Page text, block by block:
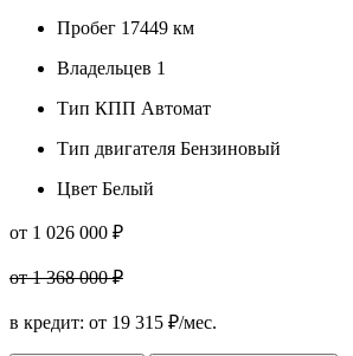
Пробег 17449 км
Владельцев 1
Тип КПП Автомат
Тип двигателя Бензиновый
Цвет Белый
от 1 026 000 ₽
от 1 368 000 ₽
в кредит: от 19 315 ₽/мес.